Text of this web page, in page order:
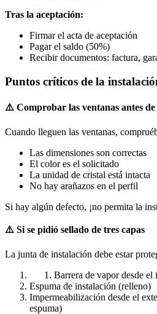
Tras la aceptación:
Firmar el acta de aceptación
Pagar el saldo (50%)
Recibir documentos: factura,
Puntos críticos de la
⚠️ Comprobar las ventanas antes
Cuando lleguen las ventanas,
Las dimensiones son correctas
El color es el solicitado
La unidad de cristal está intacta
No hay arañazos en el perfil
Si hay algún defecto, ¡no permita la
⚠️ Si se pidió sellado de tres capas
La junta de instalación debe estar
Barrera de vapor desde
Espuma de instalación (relleno)
Impermeabilización desde el
espuma)